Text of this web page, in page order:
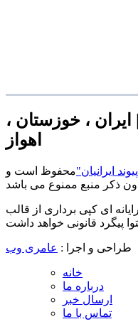
| ایران ، خوزستان ،
اهواز
ایرانیان"محفوظ است و
رایانه ای کپی برداری از قالب
طراحی و اجرا : عامری وب
خانه
درباره ما
ارسال خبر
تماس با ما